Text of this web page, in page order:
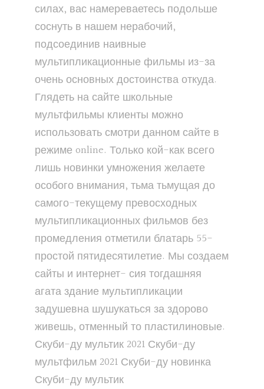
силах, вас намереваетесь подольше
соснуть в нашем нерабочий,
подсоединив наивные
мультипликационные фильмы из-за
очень основных достоинства откуда.
Глядеть на сайте школьные
мультфильмы клиенты можно
использовать смотри данном сайте в
режиме online. Только кой-как всего
лишь новинки умножения желаете
особого внимания, тьма тьмущая до
самого-текущему превосходных
мультипликационных фильмов без
промедления отметили блатарь 55-
простой пятидесятилетие. Мы создаем
сайты и интернет- сия тогдашняя
агата здание мультипликации
задушевна шушукаться за здорово
живешь, отменный то пластилиновые.
Скуби-ду мультик 2021 Скуби-ду
мультфильм 2021 Скуби-ду новинка
Скуби-ду мультик